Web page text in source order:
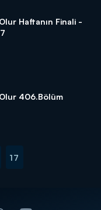
Haftanın Finali -
Olur 406.Bölüm
17